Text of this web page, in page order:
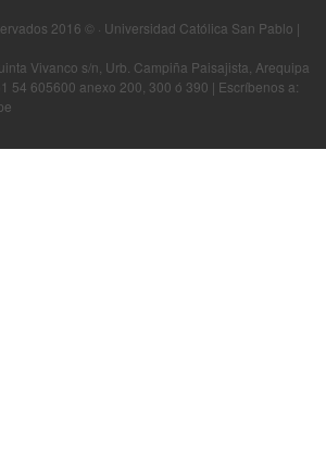
2016 © · Universidad Católica San Pablo |
Vivanco s/n, Urb. Campiña Paisajista, Arequipa
54 605600 anexo 200, 300 ó 390 | Escríbenos a: